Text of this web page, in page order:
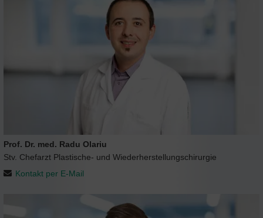
Prof. Dr. med. Radu Olariu
Stv. Chefarzt Plastische- und Wiederherstellungschirurgie
Kontakt per E-Mail